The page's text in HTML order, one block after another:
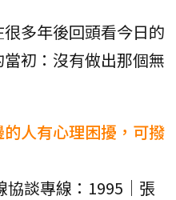
多年後回頭看今日的
初：沒有做出那個無
人有心理困擾，可撥
協談專線：1995｜張